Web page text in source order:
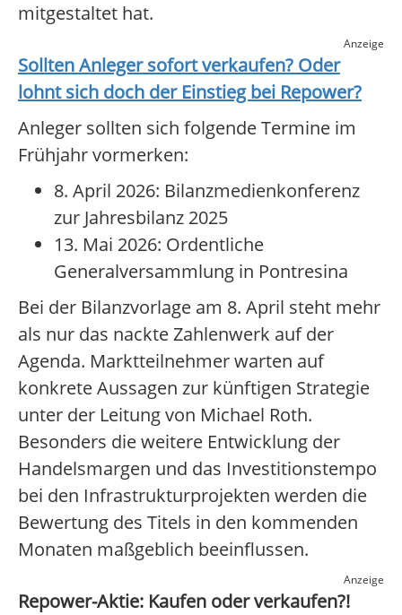
mitgestaltet hat.
Anzeige
Sollten Anleger sofort verkaufen? Oder
lohnt sich doch der Einstieg bei Repower?
Anleger sollten sich folgende Termine im
Frühjahr vormerken:
8. April 2026: Bilanzmedienkonferenz
zur Jahresbilanz 2025
13. Mai 2026: Ordentliche
Generalversammlung in Pontresina
Bei der Bilanzvorlage am 8. April steht mehr
als nur das nackte Zahlenwerk auf der
Agenda. Marktteilnehmer warten auf
konkrete Aussagen zur künftigen Strategie
unter der Leitung von Michael Roth.
Besonders die weitere Entwicklung der
Handelsmargen und das Investitionstempo
bei den Infrastrukturprojekten werden die
Bewertung des Titels in den kommenden
Monaten maßgeblich beeinflussen.
Anzeige
Repower-Aktie: Kaufen oder verkaufen?!